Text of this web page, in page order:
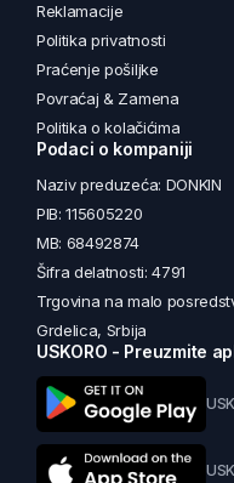
Reklamacije
Politika privatnosti
Praćenje pošiljke
Povraćaj & Zamena
Politika o kolačićima
Podaci o kompaniji
Naziv preduzeća: DONKIN
PIB: 115605220
MB: 68492874
Šifra delatnosti: 4791
Trgovina na malo
Grdelica, Srbija
USKORO - Preuzmite